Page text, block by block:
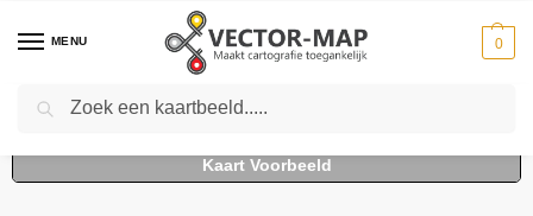
MENU 0
Home Kaarten - Topografische kaarten